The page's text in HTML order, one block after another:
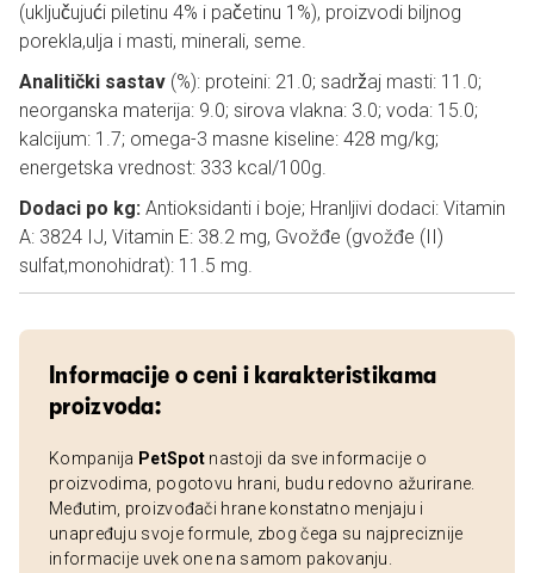
(uključujući piletinu 4% i pačetinu 1%), proizvodi biljnog
porekla,ulja i masti, minerali, seme.
Analitički sastav (%): proteini: 21.0; sadržaj masti: 11.0;
neorganska materija: 9.0; sirova vlakna: 3.0; voda: 15.0;
kalcijum: 1.7; omega-3 masne kiseline: 428 mg/kg;
energetska vrednost: 333 kcal/100g.
Dodaci po kg: Antioksidanti i boje; Hranljivi dodaci: Vitamin
A: 3824 IJ, Vitamin E: 38.2 mg, Gvožđe (gvožđe (II)
sulfat,monohidrat): 11.5 mg.
Informacije o ceni i karakteristikama
proizvoda:
Kompanija PetSpot nastoji da sve informacije o
proizvodima, pogotovu hrani, budu redovno ažurirane.
Međutim, proizvođači hrane konstatno menjaju i
unapređuju svoje formule, zbog čega su najpreciznije
informacije uvek one na samom pakovanju.